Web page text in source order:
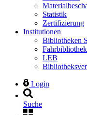
Statistik
Zertifizierung
Institutionen
Bibliotheken
LEB
Login
Suche